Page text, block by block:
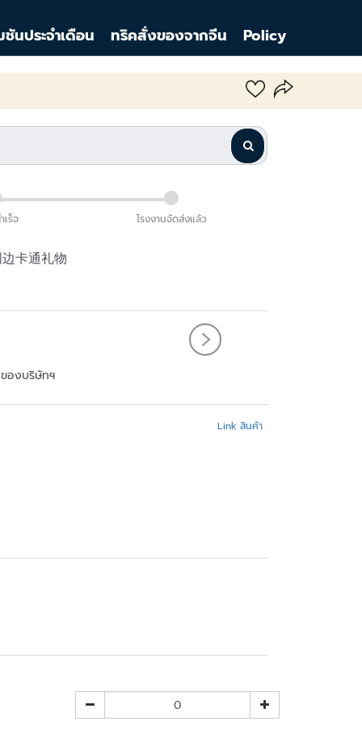
ชันประจำเดือน ทริคสั่งของจากจีน Policy
เร็จ โรงงานจัดส่งแล้ว
卡通礼物
ของบริษัทฯ
Link สินค้า